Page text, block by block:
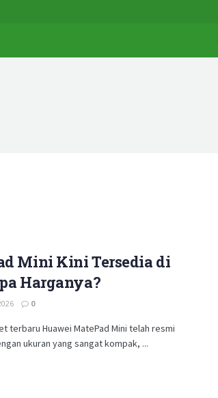
Mini Kini Tersedia di
Harganya?
0
terbaru Huawei MatePad Mini telah resmi
ukuran yang sangat kompak, ...